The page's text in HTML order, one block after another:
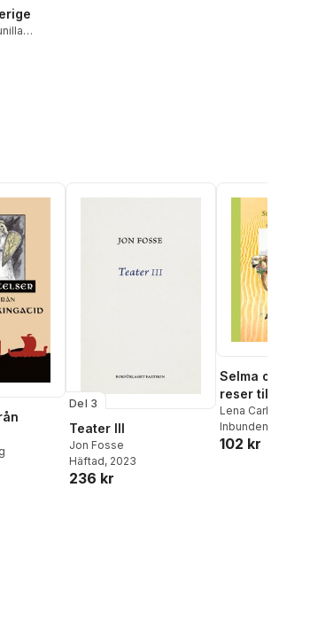
Totalt antal röster:
Del 3
Teater III
Jon Fosse
Häftad, 2023
236 kr
Selma och
reser till
Lena Carlsson
Inbunden
102 kr